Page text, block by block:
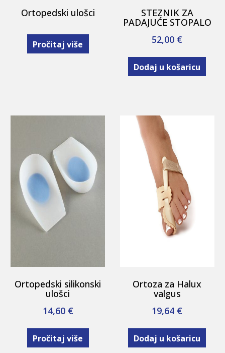
Ortopedski ulošci
Pročitaj više
STEZNIK ZA
PADAJUĆE STOPALO
52,00 €
Dodaj u košaricu
Ortopedski silikonski
ulošci
14,60 €
Pročitaj više
Ortoza za Halux
valgus
19,64 €
Dodaj u košaricu